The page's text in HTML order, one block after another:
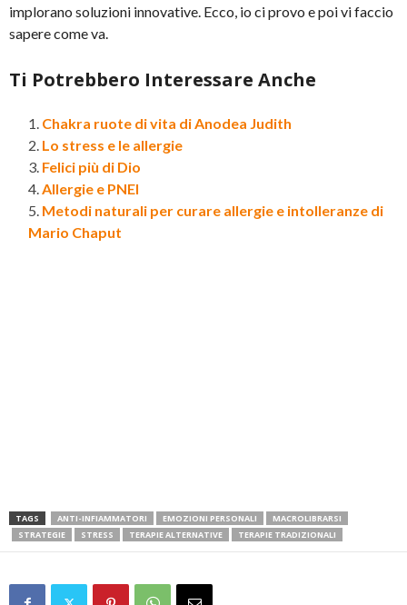
implorano soluzioni innovative. Ecco, io ci provo e poi vi faccio
sapere come va.
Ti Potrebbero Interessare Anche
Chakra ruote di vita di Anodea Judith
Lo stress e le allergie
Felici più di Dio
Allergie e PNEI
Metodi naturali per curare allergie e intolleranze di
Mario Chaput
TAGS ANTI-INFIAMMATORI EMOZIONI PERSONALI
MACROLIBRARSI
STRATEGIE
STRESS TERAPIE ALTERNATIVE TERAPIE TRADIZIONALI